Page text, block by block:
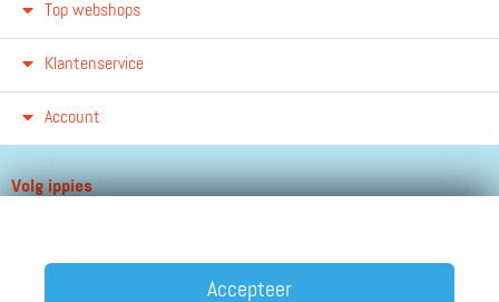
Top webshops
Klantenservice
Account
Volg ippies
Accepteer